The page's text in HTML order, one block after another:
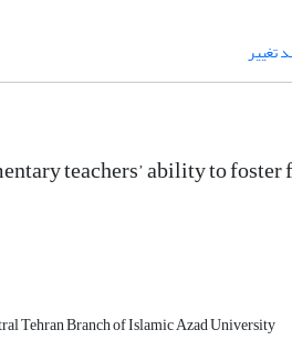
تغییر
teachers’ ability to
Tehran Branch of Islamic Azad University